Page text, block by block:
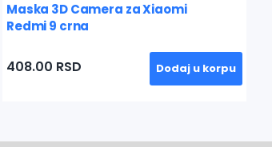
Maska Mercury za Xiaomi Redmi 9
crna
671.00 RSD Dodaj u korpu